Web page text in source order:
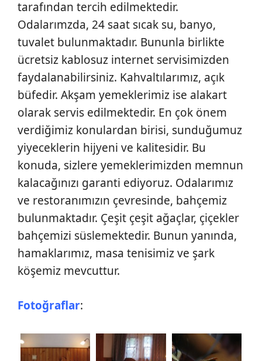
tarafından tercih edilmektedir.
Odalarımzda, 24 saat sıcak su, banyo,
tuvalet bulunmaktadır. Bununla birlikte
ücretsiz kablosuz internet servisimizden
faydalanabilirsiniz. Kahvaltılarımız, açık
büfedir. Akşam yemeklerimiz ise alakart
olarak servis edilmektedir. En çok önem
verdiğimiz konulardan birisi, sunduğumuz
yiyeceklerin hijyeni ve kalitesidir. Bu
konuda, sizlere yemeklerimizden memnun
kalacağınızı garanti ediyoruz. Odalarımız
ve restoranımızın çevresinde, bahçemiz
bulunmaktadır. Çeşit çeşit ağaçlar, çiçekler
bahçemizi süslemektedir. Bunun yanında,
hamaklarımız, masa tenisimiz ve şark
köşemiz mevcuttur.
Fotoğraflar: